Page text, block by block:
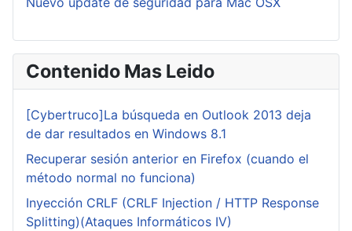
Contenido Mas Leido
[Cybertruco]La búsqueda en Outlook 2013 deja
de dar resultados en Windows 8.1
Recuperar sesión anterior en Firefox (cuando el
método normal no funciona)
Inyección CRLF (CRLF Injection / HTTP Response
Splitting)(Ataques Informáticos IV)